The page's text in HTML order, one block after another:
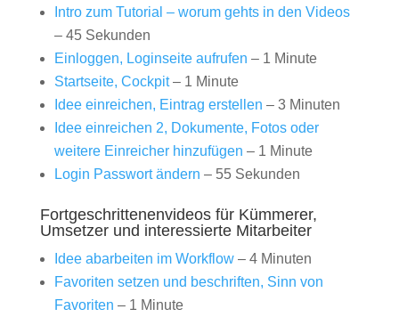
Intro zum Tutorial – worum gehts in den Videos
– 45 Sekunden
Einloggen, Loginseite aufrufen – 1 Minute
Startseite, Cockpit– 1 Minute
Idee einreichen, Eintrag erstellen – 3 Minuten
Idee einreichen 2, Dokumente, Fotos oder
weitere Einreicher hinzufügen – 1 Minute
Login Passwort ändern – 55 Sekunden
Fortgeschrittenenvideos für Kümmerer,
Umsetzer und interessierte Mitarbeiter
Idee abarbeiten im Workflow– 4 Minuten
Favoriten setzen und beschriften, Sinn von
Favoriten – 1 Minute